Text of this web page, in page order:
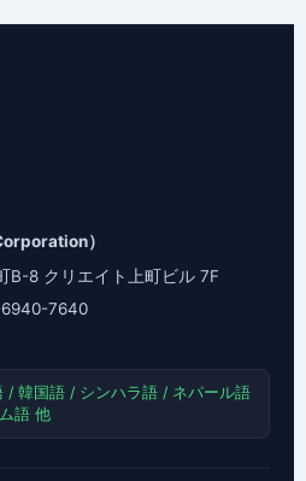
）
B-8 クリエイト上町ビル 7F
7640
/ 韓国語 / シンハラ語 / ネパール語
語 他